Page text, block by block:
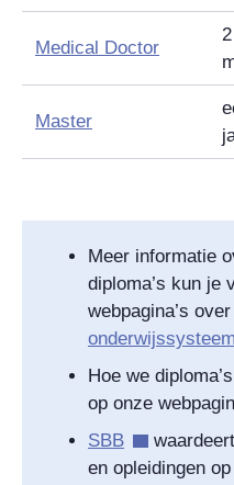
Medical Doctor
Master
Meer informatie
diploma’s kun je
webpagina’s
onderwijssysteem
Hoe we
op onze
SBB
en opleidingen